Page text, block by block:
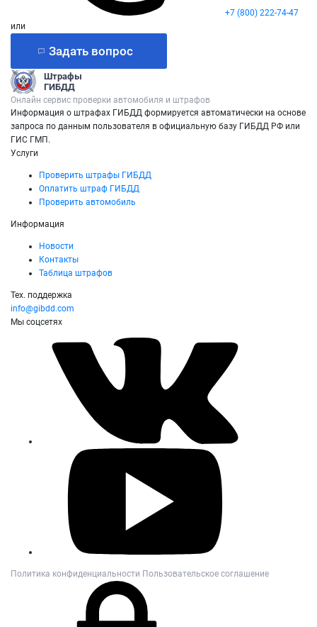
+7 (800) 222-74-47
или
Задать вопрос
Штрафы
ГИБДД
Онлайн сервис проверки автомобиля и штрафов
Информация о штрафах ГИБДД формируется автоматически на основе
запроса по данным пользователя в официальную базу ГИБДД РФ или
ГИС ГМП.
Услуги
Проверить штрафы ГИБДД
Оплатить штраф ГИБДД
Проверить автомобиль
Информация
Новости
Контакты
Таблица штрафов
Тех. поддержка
info@gibdd.com
Мы соцсетях
Политика конфиденциальности Пользовательское соглашение